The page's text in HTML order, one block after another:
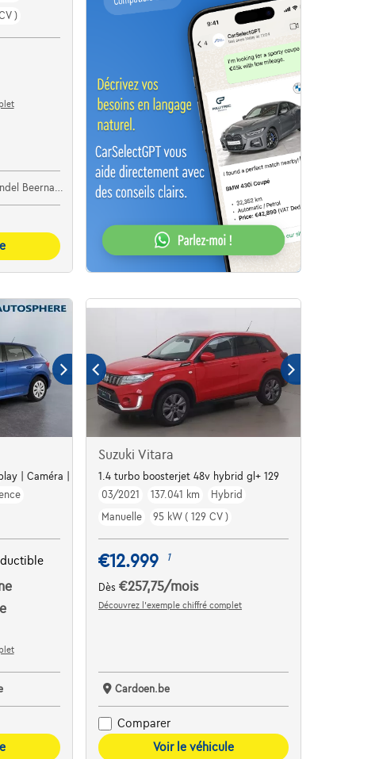
)
Beernaert
| Caméra | Capteurs Ar | Clim auto
Suzuki Vitara
1.4 turbo boosterjet 48v hybrid gl+ 129
03/2021
137.041 km
Hybrid
Manuelle
95 kW ( 129 CV )
€12.999 1
Dès€257,75/mois
Découvrez l’exemple chiffré complet
Cardoen.be
Comparer
Voir le véhicule